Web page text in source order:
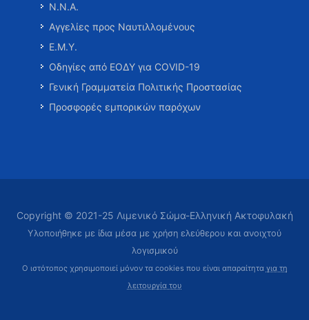
Ν.Ν.Α.
Αγγελίες προς Ναυτιλλομένους
Ε.Μ.Υ.
Οδηγίες από ΕΟΔΥ για COVID-19
Γενική Γραμματεία Πολιτικής Προστασίας
Προσφορές εμπορικών παρόχων
Copyright © 2021-25 Λιμενικό Σώμα-Ελληνική Ακτοφυλακή
Υλοποιήθηκε με ίδια μέσα με χρήση ελεύθερου και ανοιχτού
λογισμικού
Ο ιστότοπος χρησιμοποιεί μόνον τα cookies που είναι απαραίτητα για τη
λειτουργία του